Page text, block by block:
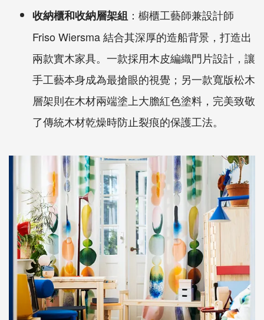
收納櫃和收納層架組 ：櫥櫃工藝師兼設計師
Friso Wiersma 結合其深厚的造船背景，打造出
兩款實木家具。一款採用木皮編織門片設計，讓
手工藝本身成為最搶眼的視覺；另一款寬版松木
層架則在木材兩端塗上大膽紅色塗料，完美致敬
了傳統木材乾燥時防止裂痕的保護工法。